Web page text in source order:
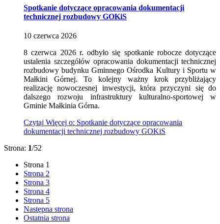
Spotkanie dotyczące opracowania dokumentacji
technicznej rozbudowy GOKiS
10 czerwca 2026
8 czerwca 2026 r. odbyło się spotkanie robocze dotyczące
ustalenia szczegółów opracowania dokumentacji technicznej
rozbudowy budynku Gminnego Ośrodka Kultury i Sportu w
Małkini Górnej. To kolejny ważny krok przybliżający
realizację nowoczesnej inwestycji, która przyczyni się do
dalszego rozwoju infrastruktury kulturalno-sportowej w
Gminie Małkinia Górna.
Czytaj Więcej o: Spotkanie dotyczące opracowania
dokumentacji technicznej rozbudowy GOKiS
Strona: 1/52
Strona 1
Strona 2
Strona 3
Strona 4
Strona 5
Następna strona
Ostatnia strona